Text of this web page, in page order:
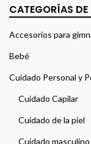
CATEGORÍAS
Accesorios para
Bebé
Cuidado Personal y
Cuidado Capilar
Cuidado de la piel
Cuidado masculino